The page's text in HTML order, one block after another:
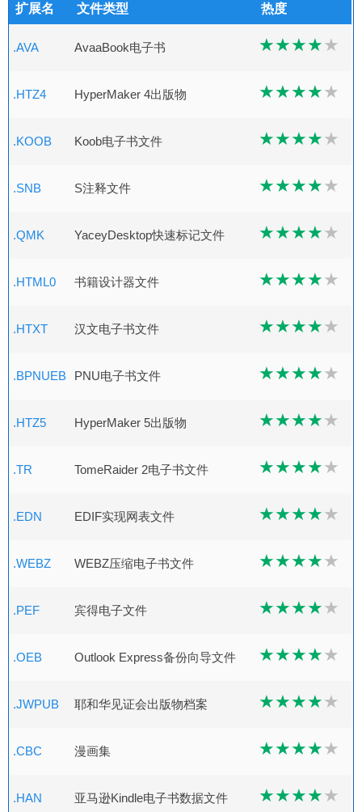
扩展名 文件类型 热度
.AVA AvaaBook电子书
.HTZ4 HyperMaker 4出版物
.KOOB Koob电子书文件
.SNB S注释文件
.QMK YaceyDesktop快速标记文件
.HTML0 书籍设计器文件
.HTXT 汉文电子书文件
.BPNUEB PNU电子书文件
.HTZ5 HyperMaker 5出版物
.TR TomeRaider 2电子书文件
.EDN EDIF实现网表文件
.WEBZ WEBZ压缩电子书文件
.PEF 宾得电子文件
.OEB Outlook Express备份向导文件
.JWPUB 耶和华见证会出版物档案
.CBC 漫画集
.HAN 亚马逊Kindle电子书数据文件